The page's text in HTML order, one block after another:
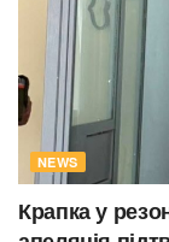
NEWS
Крапка у